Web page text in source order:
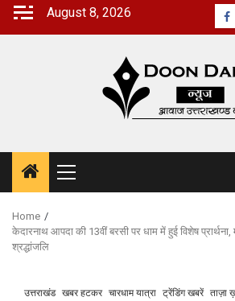
Skip
August 8, 2026
Primary
Menu
Home
केदारनाथ आपदा की 13वीं बरसी पर धाम में हुई विशेष
श्रद्धांजलि
उत्तराखंड खबर हटकर चारधाम यात्रा ट्रेंडिंग खबरें ताज़ा